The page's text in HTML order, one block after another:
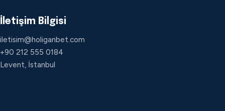
İletişim Bilgisi
iletisim@holiganbet.com
+90 212 555 0184
Levent, İstanbul